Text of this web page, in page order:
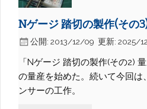
Nゲージ 踏切の製作(その
公開: 2013/12/09 更新: 2025/
「Nゲージ 踏切の製作(その2)
の量産を始めた。続いて今回は
ンサーの工作。